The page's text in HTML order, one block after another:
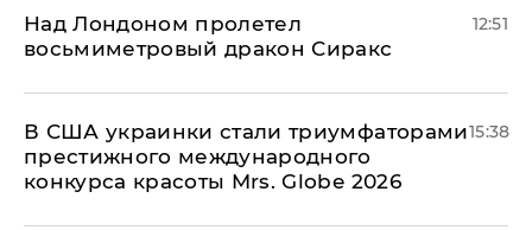
Над Лондоном пролетел
восьмиметровый дракон Сиракс
12:51
В США украинки стали триумфаторами
престижного международного
конкурса красоты Mrs. Globe 2026
15:38